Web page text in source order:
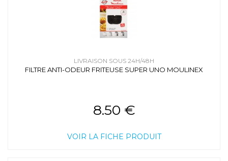
LIVRAISON SOUS 24H/48H
FILTRE ANTI-ODEUR FRITEUSE SUPER UNO MOULINEX
8.50 €
VOIR LA FICHE PRODUIT